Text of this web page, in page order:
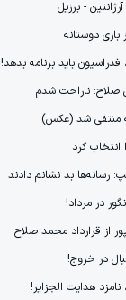
- برزیل
بازی دوستانه
باید برنامه بدهد!
صلاح: ناراحت شدم
انتخاب کرد
بد نشانم دادند
در مرداد!
از قرارداد محمد صلاح
در خروج!
نامزد هدایت الجزایر!